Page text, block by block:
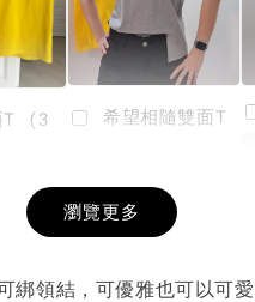
T (3
+
希望相隨雙面T
NT$ 190
-
瀏覽更多
綁領結，可優雅也可以可愛